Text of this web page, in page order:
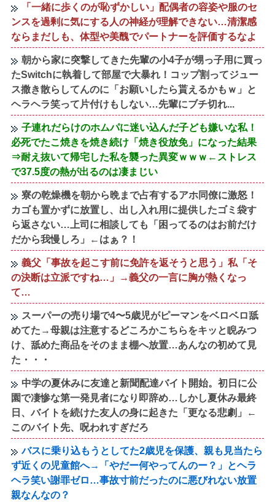
「一緒に歩くのが恥ずかしい」配偶者の容姿や服のセ
ンスを過剰に気にする人の神経が理解できない…清潔感
ならまだしも、体型や美醜でパートナーを評価するなよ
朝から家に突撃してきた先輩の小4子が甥っ子用に買っ
たSwitchに執着して部屋で大暴れ！コップ割ってジュー
ス撒き散らしてんのに「お願いしたら貰えるかもｗ」と
ヘラヘラ笑って片付けもしない…先輩にブチ切れ...
子連れだらけのホムパに迷い込んだ子ども嫌いな私！
必死でたこ焼きを焼き続け「焼き役放免」になった結果
⇒耐え抜いて帰宅した私を襲った異変ｗｗｗ←ストレス
で37.5度の熱が出るのは凄まじい
寮の乾燥機を朝から晩まで占有するアホ同僚に激怒！
カゴも置かずに放置し、出し入れ用に提供したゴミ袋す
ら返さない…上司に相談しても「困ってるのはお前だけ
だから我慢しろ」←はぁ？！
義父「事故を起こす前に免許を返そうと思う」私「そ
の決断は立派ですね…」→義父の一言に胸が熱くなっ
て…
スーパーの売り場で4〜5歳児がピーマンをベロベロ舐
めてた→母親は注意するどころかこちらをキッと睨みつ
け、舐めた商品をそのまま棚へ放置…あんなの初めて見
た・・・
中学の夏休みに友達と新聞配達バイト開始。初日に公
園で凄惨な第一発見者になり即辞め…しかし夏休み最終
日、バイトを続けた友人の身に起きた「更なる悲劇」←
このバイト先、呪われすぎだろ
バスに乗り込もうとしてた2歳児を保護、親も見当たら
ず近くの児童館へ→「やだー何やってんのー？」とヘラ
ヘラ笑い謝罪ゼロ…事故寸前だったのに悪びれない放置
親なんなの？